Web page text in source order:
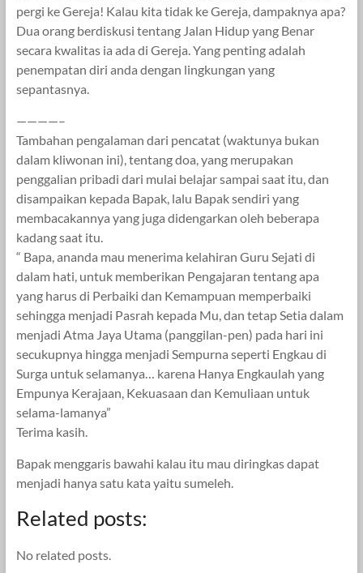
pergi ke Gereja! Kalau kita tidak ke Gereja, dampaknya apa?
Dua orang berdiskusi tentang Jalan Hidup yang Benar
secara kwalitas ia ada di Gereja. Yang penting adalah
penempatan diri anda dengan lingkungan yang
sepantasnya.
————–
Tambahan pengalaman dari pencatat (waktunya bukan
dalam kliwonan ini), tentang doa, yang merupakan
penggalian pribadi dari mulai belajar sampai saat itu, dan
disampaikan kepada Bapak, lalu Bapak sendiri yang
membacakannya yang juga didengarkan oleh beberapa
kadang saat itu.
“ Bapa, ananda mau menerima kelahiran Guru Sejati di
dalam hati, untuk memberikan Pengajaran tentang apa
yang harus di Perbaiki dan Kemampuan memperbaiki
sehingga menjadi Pasrah kepada Mu, dan tetap Setia dalam
menjadi Atma Jaya Utama (panggilan-pen) pada hari ini
secukupnya hingga menjadi Sempurna seperti Engkau di
Surga untuk selamanya… karena Hanya Engkaulah yang
Empunya Kerajaan, Kekuasaan dan Kemuliaan untuk
selama-lamanya”
Terima kasih.
Bapak menggaris bawahi kalau itu mau diringkas dapat
menjadi hanya satu kata yaitu sumeleh.
Related posts:
No related posts.